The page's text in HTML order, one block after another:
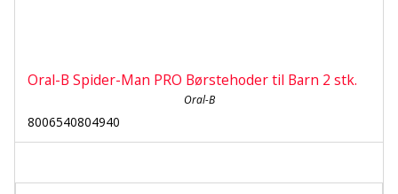
Oral-B Spider-Man PRO Børstehoder til Barn 2 stk.
Oral-B
8006540804940